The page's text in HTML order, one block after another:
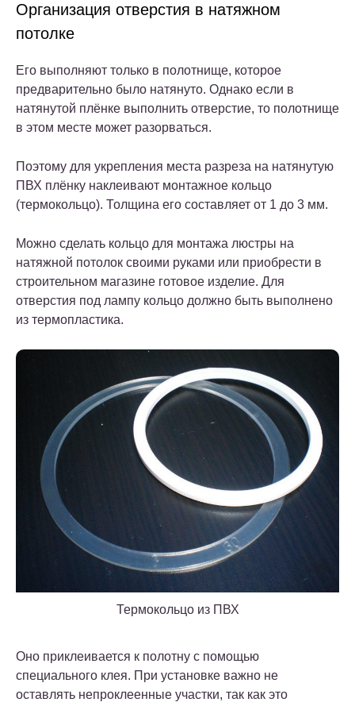
Организация отверстия в натяжном
потолке
Его выполняют только в полотнище, которое
предварительно было натянуто. Однако если в
натянутой плёнке выполнить отверстие, то полотнище
в этом месте может разорваться.
Поэтому для укрепления места разреза на натянутую
ПВХ плёнку наклеивают монтажное кольцо
(термокольцо). Толщина его составляет от 1 до 3 мм.
Можно сделать кольцо для монтажа люстры на
натяжной потолок своими руками или приобрести в
строительном магазине готовое изделие. Для
отверстия под лампу кольцо должно быть выполнено
из термопластика.
Термокольцо из ПВХ
Оно приклеивается к полотну с помощью
специального клея. При установке важно не
оставлять непроклеенные участки, так как это